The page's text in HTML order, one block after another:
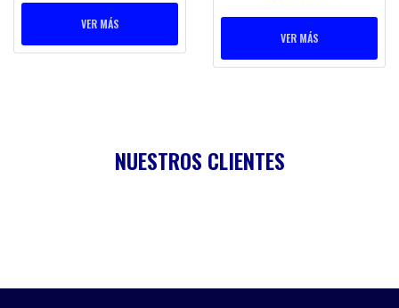
VER MÁS
VER MÁS
NUESTROS CLIENTES